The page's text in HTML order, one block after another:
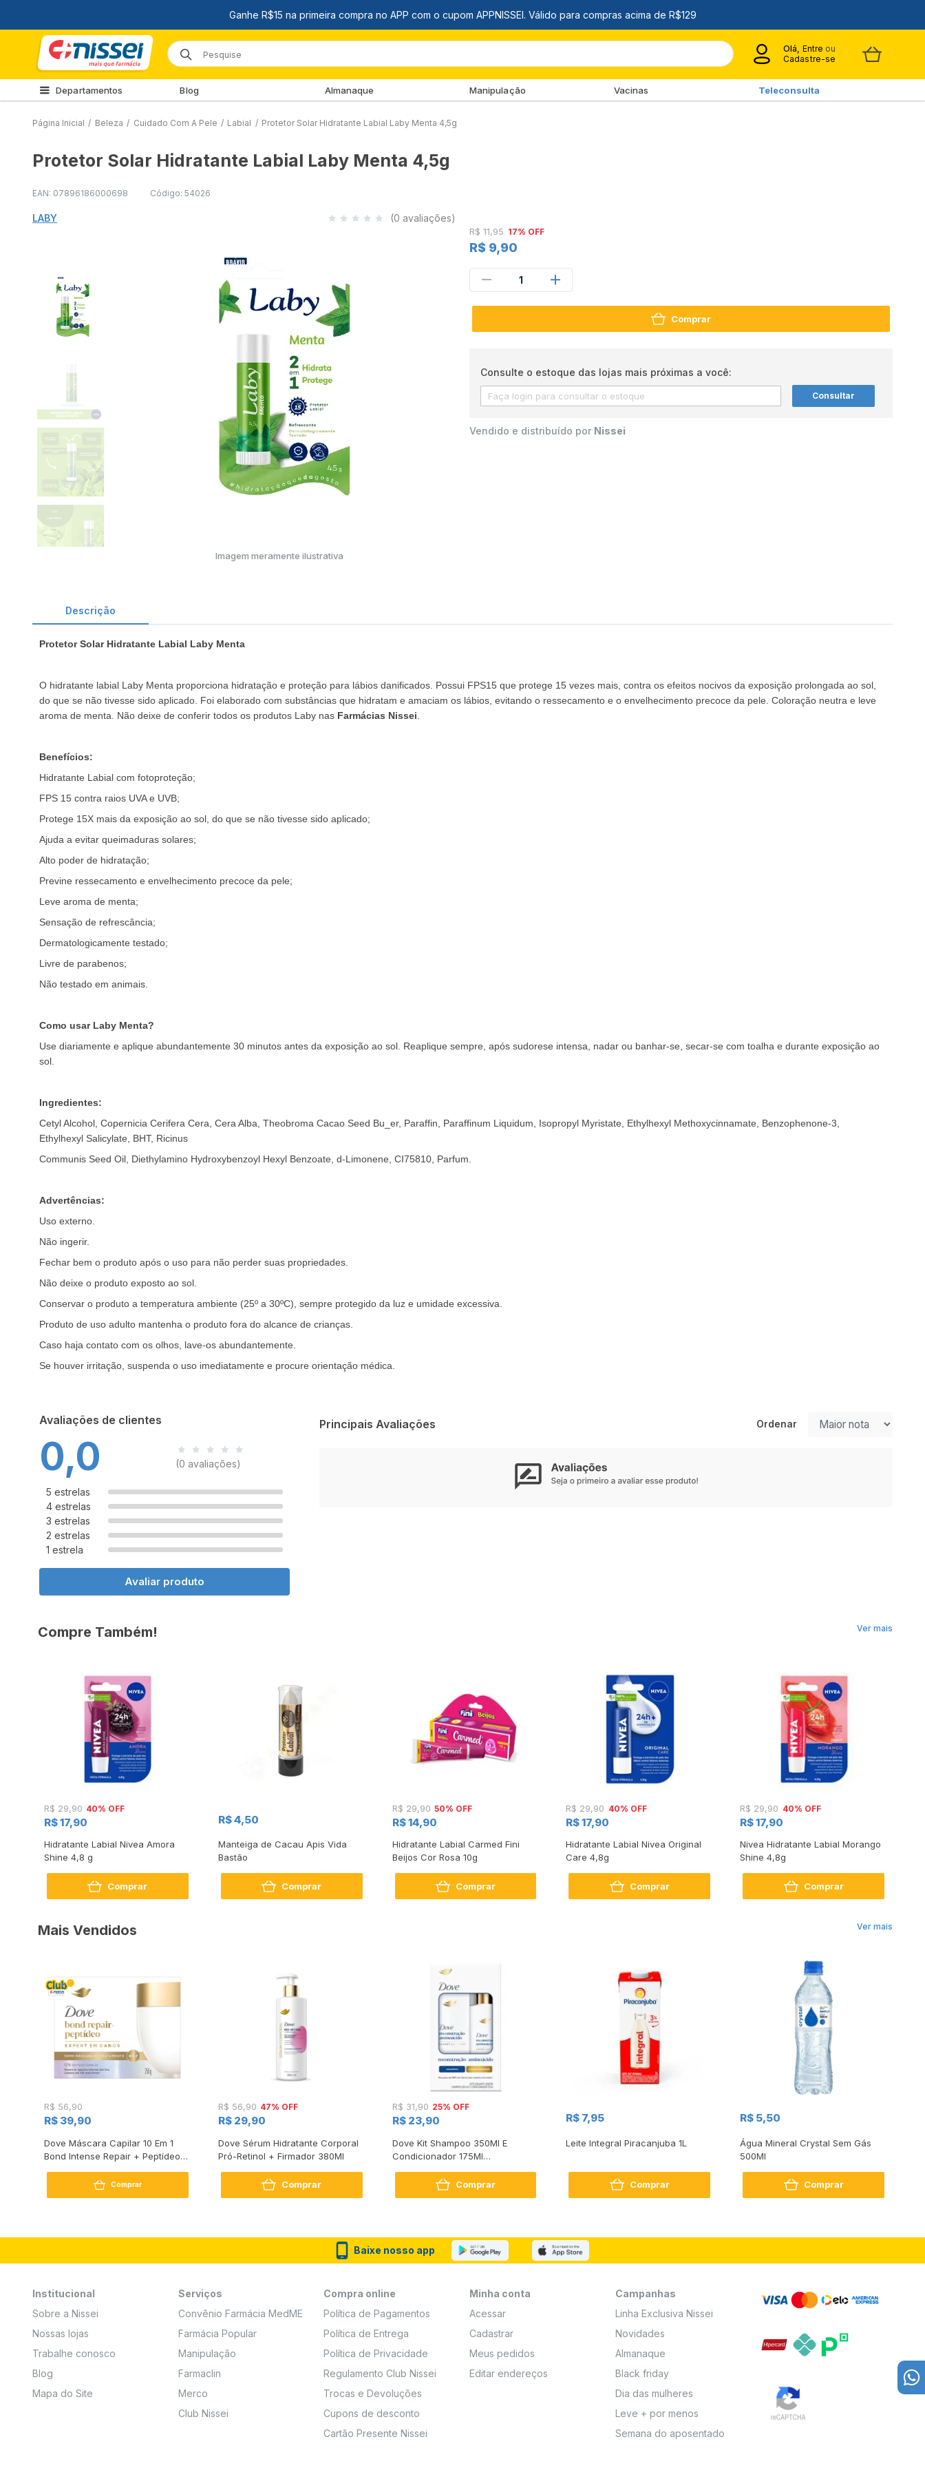
Olá, Entre ou
Cadastre-se
Departamentos Blog Almanaque Manipulação Vacinas Teleconsulta
Página Inicial / Beleza / Cuidado Com A Pele / Labial / Protetor Solar Hidratante Labial Laby Menta 4,5g
Protetor Solar Hidratante Labial Laby Menta 4,5g
EAN: 07896186000698 Código: 54026
LABY (0 avaliações)
Imagem meramente ilustrativa
R$ 11,95 17% OFF
R$ 9,90
1
Comprar
Consulte o estoque das lojas mais próximas a você:
Consultar
Vendido e distribuído por Nissei
Descrição
Protetor Solar Hidratante Labial Laby Menta
O hidratante labial Laby Menta proporciona hidratação e proteção para lábios danificados. Possui FPS15 que protege 15 vezes mais, contra os efeitos nocivos da exposição prolongada ao sol,
do que se não tivesse sido aplicado. Foi elaborado com substâncias que hidratam e amaciam os lábios, evitando o ressecamento e o envelhecimento precoce da pele. Coloração neutra e leve
aroma de menta. Não deixe de conferir todos os produtos Laby nas Farmácias Nissei
Benefícios:
Hidratante Labial com fotoproteção;
FPS 15 contra raios UVA e UVB;
Protege 15X mais da exposição ao sol, do que se não tivesse sido aplicado;
Ajuda a evitar queimaduras solares;
Alto poder de hidratação;
Previne ressecamento e envelhecimento precoce da pele;
Leve aroma de menta;
Sensação de refrescância;
Dermatologicamente testado;
Livre de parabenos;
Não testado em animais.
Como usar Laby Menta?
Use diariamente e aplique abundantemente 30 minutos antes da exposição ao sol. Reaplique sempre, após sudorese intensa, nadar ou banhar-se, secar-se com toalha e durante exposição ao
sol.
Ingredientes:
Cetyl Alcohol, Copernicia Cerifera Cera, Cera Alba, Theobroma Cacao Seed Bu_er, Paraffin, Paraffinum Liquidum, Isopropyl Myristate, Ethylhexyl Methoxycinnamate, Benzophenone-3,
Ethylhexyl Salicylate, BHT, Ricinus
Communis Seed Oil, Diethylamino Hydroxybenzoyl Hexyl Benzoate, d-Limonene, CI75810, Parfum.
Advertências:
Uso externo.
Não ingerir.
Fechar bem o produto após o uso para não perder suas propriedades.
Não deixe o produto exposto ao sol.
Conservar o produto a temperatura ambiente (25º a 30ºC), sempre protegido da luz e umidade excessiva.
Produto de uso adulto mantenha o produto fora do alcance de crianças.
Caso haja contato com os olhos, lave-os abundantemente.
Se houver irritação, suspenda o uso imediatamente e procure orientação médica.
Avaliações de clientes
0,0 (0 avaliações)
5 estrelas
4 estrelas
3 estrelas
2 estrelas
1 estrela
Avaliar produto
Principais Avaliações Ordenar
Ver mais
Compre Também!
R$ 29,90 40% OFF
R$ 17,90
Hidratante Labial Nivea Amora
Shine 4,8 g
Comprar
R$ 4,50
Manteiga de Cacau Apis Vida
Bastão
Comprar
R$ 29,90 50% OFF
R$ 14,90
Hidratante Labial Carmed Fini
Beijos Cor Rosa 10g
Comprar
R$ 29,90 40% OFF
R$ 17,90
Hidratante Labial Nivea Original
Care 4,8g
Comprar
R$ 29,90 40% OFF
R$ 17,90
Nivea Hidratante Labial Morango
Shine 4,8g
Comprar
Ver mais
Mais Vendidos
R$ 56,90
R$ 39,90
Dove Máscara Capilar 10 Em 1
Bond Intense Repair + Peptídeo
Comprar
R$ 56,90 47% OFF
R$ 29,90
Dove Sérum Hidratante Corporal
Pró-Retinol + Firmador 380Ml
Comprar
R$ 31,90 25% OFF
R$ 23,90
Dove Kit Shampoo 350Ml E
Condicionador 175Ml
Comprar
R$ 7,95
Leite Integral Piracanjuba 1L
Comprar
R$ 5,50
Água Mineral Crystal Sem Gás
500Ml
Comprar
Baixe nosso app
Institucional
Sobre a Nissei
Nossas lojas
Trabalhe conosco
Blog
Mapa do Site
Serviços
Convênio Farmácia MedME
Farmácia Popular
Manipulação
Farmaclin
Merco
Club Nissei
Compra online
Política de Pagamentos
Política de Entrega
Política de Privacidade
Regulamento Club Nissei
Trocas e Devoluções
Cupons de desconto
Cartão Presente Nissei
Minha conta
Acessar
Cadastrar
Meus pedidos
Editar endereços
Campanhas
Linha Exclusiva Nissei
Novidades
Almanaque
Black friday
Dia das mulheres
Leve + por menos
Semana do aposentado